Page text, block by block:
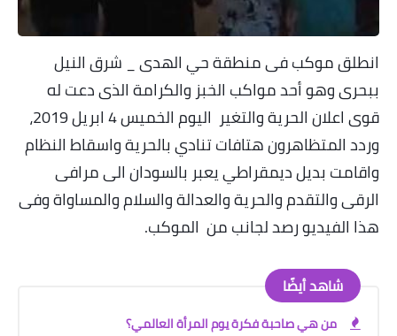
منوعات
مواضيع عامة
انطلق موكب فى منطقة حي الهدى _ شرق النيل
ببحرى وهو أحد مواكب الخبز والكرامة الذى دعت له
قوى اعلان الحرية والتغير اليوم الخميس 4 ابريل 2019،
وردد المتظاهرون هتافات تنادي بالحرية واسقاط النظام
واقامت بديل ديمقراطي يعبر بالسودان الى مرافى
الرقى والتقدم والحرية والعدالة والسلام والمساواة وفى
هذا الفيديو رصد لجانب من الموكب.
شاهد أيضًا
من هي صاحبة فكرة يوم المرأة العالمي؟